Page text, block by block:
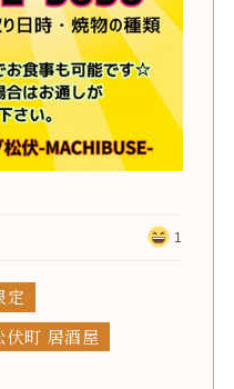
1
定
伏町 居酒屋